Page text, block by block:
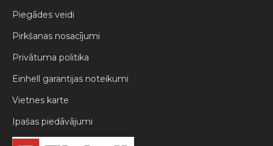
Piegādes veidi
Pirkšanas nosacījumi
Privātuma politika
Einhell garantijas noteikumi
Vietnes karte
Ipašas piedāvājumi